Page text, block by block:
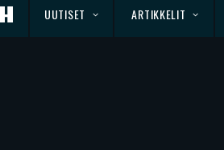
UUTISET ARTIKKELIT